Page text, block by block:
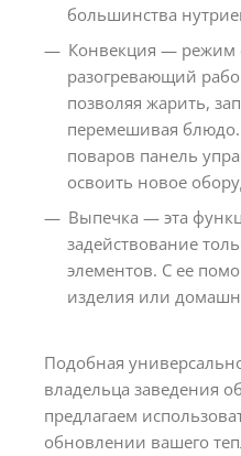
большинства
Конвекция — режим
разогревающий
позволяя жарить,
перемешивая
поваров панель
освоить новое
Выпечка — эта
задействование
элементов. С ее
изделия или
Подобная
владельца заведения
предлагаем
обновлении вашего